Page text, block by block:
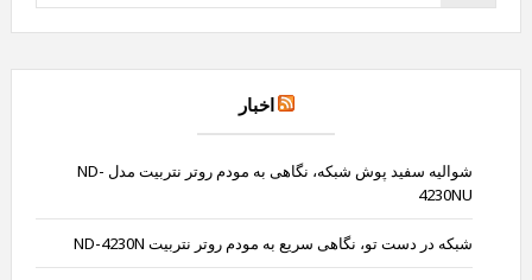
اخبار
شوالیه سفید پوش شبکه، نگاهی به مودم روتر نتربیت مدل ND-
4230NU
شبکه در دست تو، نگاهی سریع به مودم روتر نتربیت ND-4230N